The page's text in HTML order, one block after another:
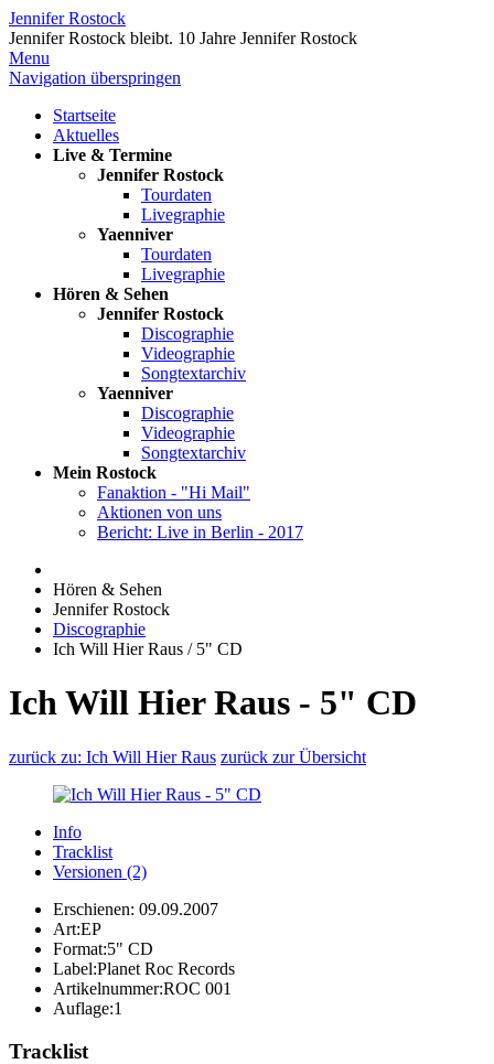
Jennifer Rostock
Jennifer Rostock bleibt. 10 Jahre Jennifer Rostock
Menu
Navigation überspringen
Startseite
Aktuelles
Live & Termine
Jennifer Rostock
Tourdaten
Livegraphie
Yaenniver
Tourdaten
Livegraphie
Hören & Sehen
Jennifer Rostock
Discographie
Videographie
Songtextarchiv
Yaenniver
Discographie
Videographie
Songtextarchiv
Mein Rostock
Fanaktion - "Hi Mail"
Aktionen von uns
Bericht: Live in Berlin - 2017
Hören & Sehen
Jennifer Rostock
Discographie
Ich Will Hier Raus / 5" CD
Ich Will Hier Raus - 5" CD
zurück zu: Ich Will Hier Raus zurück zur Übersicht
Info
Tracklist
Versionen (2)
Erschienen: 09.09.2007
Art:EP
Format:5" CD
Label:Planet Roc Records
Artikelnummer:ROC 001
Auflage:1
Tracklist